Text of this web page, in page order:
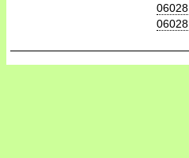
06028
06028